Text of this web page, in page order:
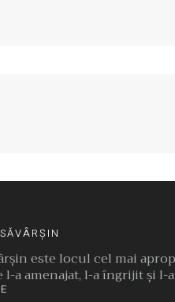
este locul cel mai
l-a amenajat, l-a îngrijit şi l-